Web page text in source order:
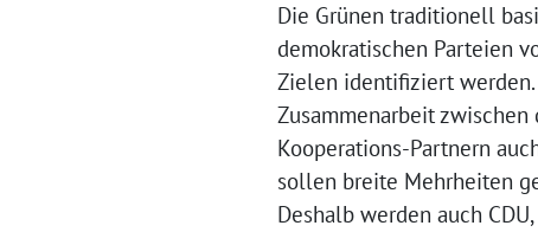
Die Grünen traditionell
demokratischen Parteien
Zielen identifiziert
Zusammenarbeit
Kooperations-Partnern
sollen breite Mehrheiten
Deshalb werden auch